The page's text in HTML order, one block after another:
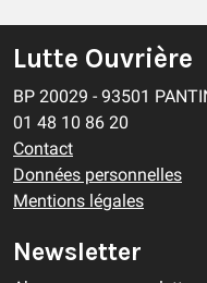
Lutte Ouvrière
BP 20029 - 93501
01 48 10 86 20
Contact
Données personnelles
Mentions légales
Newsletter